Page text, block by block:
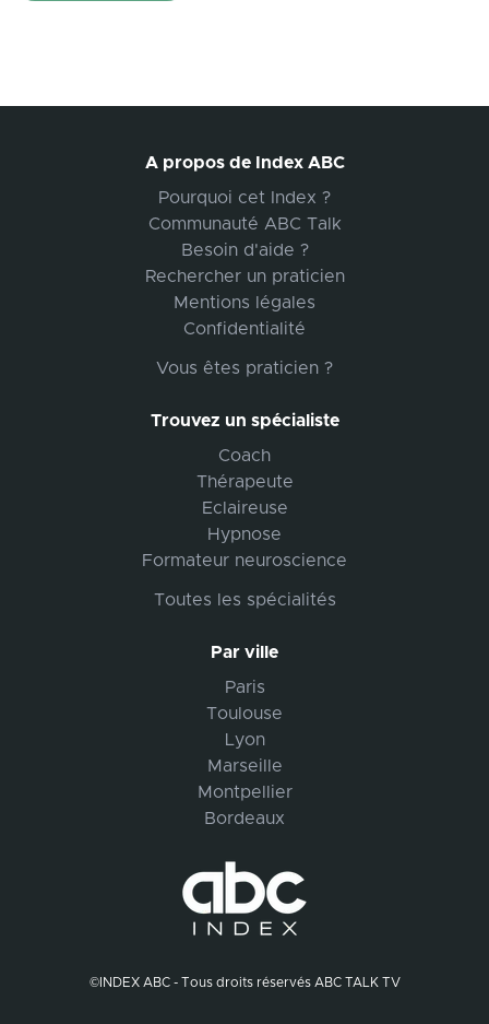
A propos de Index ABC
Pourquoi cet Index ?
Communauté ABC Talk
Besoin d'aide ?
Rechercher un praticien
Mentions légales
Confidentialité
Vous êtes praticien ?
Trouvez un spécialiste
Coach
Thérapeute
Eclaireuse
Hypnose
Formateur neuroscience
Toutes les spécialités
Par ville
Paris
Toulouse
Lyon
Marseille
Montpellier
Bordeaux
©INDEX ABC - Tous droits réservés ABC TALK TV